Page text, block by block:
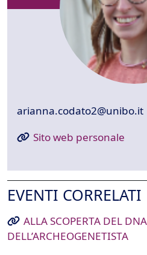
arianna.codato2@unibo.it
Sito web personale
EVENTI CORRELATI
ALLA SCOPERTA DEL
DELL’ARCHEOGENETISTA